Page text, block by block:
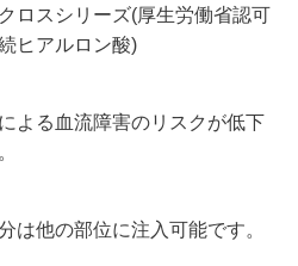
ロスシリーズ(厚生労働省認可
ヒアルロン酸)
よる血流障害のリスクが低下
は他の部位に注入可能です。